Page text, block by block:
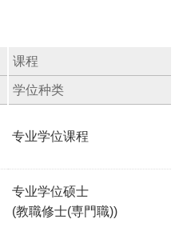
课程
学位种类
专业学位课程
专业学位硕士
(教職修士(専門職))